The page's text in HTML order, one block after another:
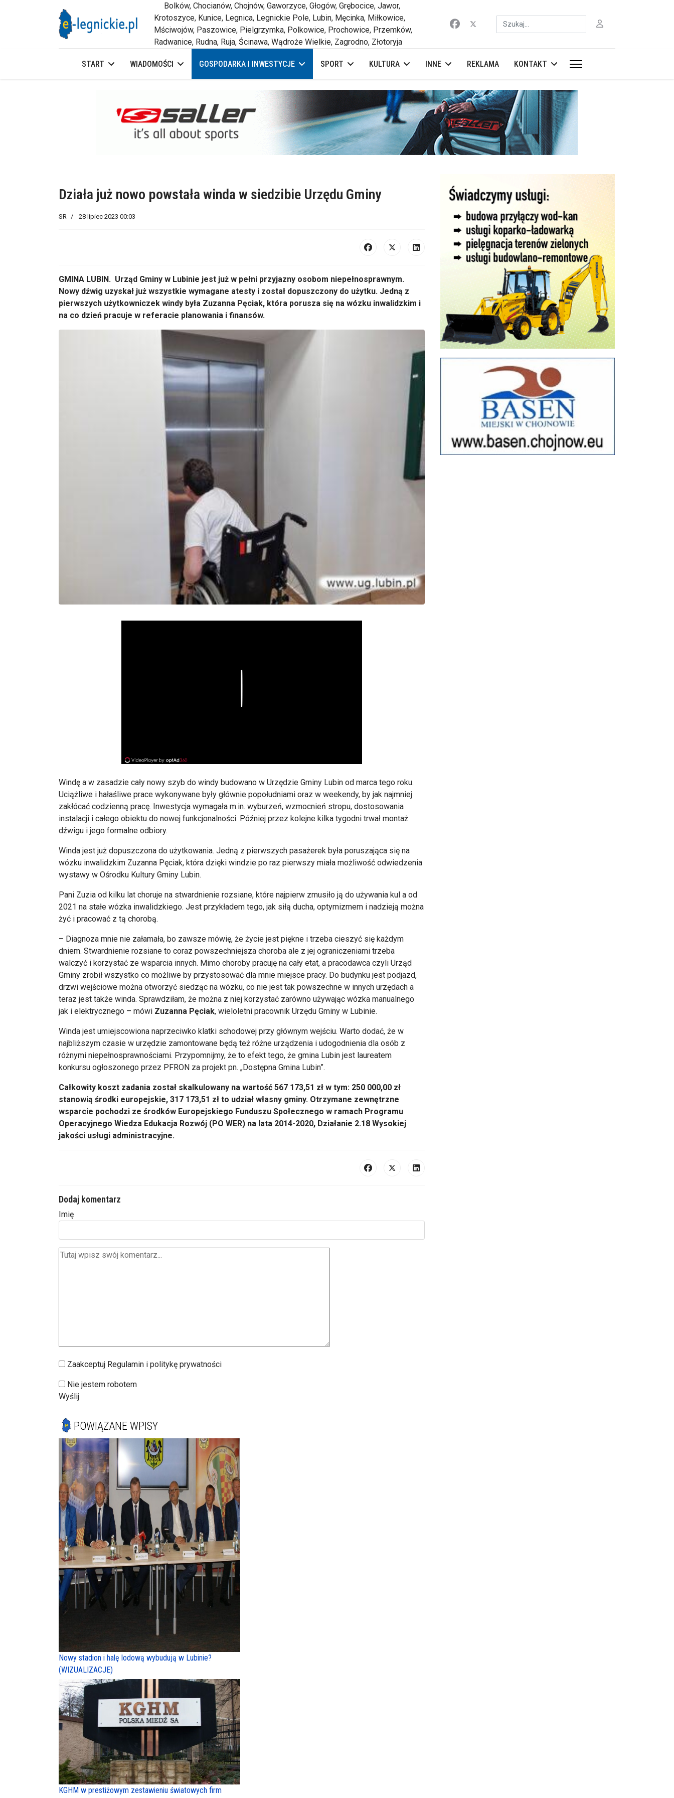
Bolków, Chocianów, Chojnów, Gaworzyce, Głogów, Grębocice, Jawor,
Krotoszyce, Kunice, Legnica, Legnickie Pole, Lubin, Męcinka, Miłkowice,
Mściwojów, Paszowice, Pielgrzymka, Polkowice, Prochowice, Przemków,
Radwanice, Rudna, Ruja, Ścinawa, Wądroże Wielkie, Zagrodno, Złotoryja
Szukaj
START WIADOMOŚCI GOSPODARKA I INWESTYCJE SPORT KULTURA INNE REKLAMA KONTAKT
Działa już nowo powstała winda w siedzibie Urzędu Gminy
SR 28 lipiec 2023 00:03
GMINA LUBIN. Urząd Gminy w Lubinie jest już w pełni przyjazny osobom niepełnosprawnym.
Nowy dźwig uzyskał już wszystkie wymagane atesty i został dopuszczony do użytku. Jedną z
pierwszych użytkowniczek windy była Zuzanna Pęciak, która porusza się na wózku inwalidzkim i
na co dzień pracuje w referacie planowania i finansów.
Windę a w zasadzie cały nowy szyb do windy budowano w Urzędzie Gminy Lubin od marca tego roku.
Uciążliwe i hałaśliwe prace wykonywane były głównie popołudniami oraz w weekendy, by jak najmniej
zakłócać codzienną pracę. Inwestycja wymagała m.in. wyburzeń, wzmocnień stropu, dostosowania
instalacji i całego obiektu do nowej funkcjonalności. Później przez kolejne kilka tygodni trwał montaż
dźwigu i jego formalne odbiory.
Winda jest już dopuszczona do użytkowania. Jedną z pierwszych pasażerek była poruszająca się na
wózku inwalidzkim Zuzanna Pęciak, która dzięki windzie po raz pierwszy miała możliwość odwiedzenia
wystawy w Ośrodku Kultury Gminy Lubin.
Pani Zuzia od kilku lat choruje na stwardnienie rozsiane, które najpierw zmusiło ją do używania kul a od
2021 na stałe wózka inwalidzkiego. Jest przykładem tego, jak siłą ducha, optymizmem i nadzieją można
żyć i pracować z tą chorobą.
– Diagnoza mnie nie załamała, bo zawsze mówię, że życie jest piękne i trzeba cieszyć się każdym
dniem. Stwardnienie rozsiane to coraz powszechniejsza choroba ale z jej ograniczeniami trzeba
walczyć i korzystać ze wsparcia innych. Mimo choroby pracuję na cały etat, a pracodawca czyli Urząd
Gminy zrobił wszystko co możliwe by przystosować dla mnie miejsce pracy. Do budynku jest podjazd,
drzwi wejściowe można otworzyć siedząc na wózku, co nie jest tak powszechne w innych urzędach a
teraz jest także winda. Sprawdziłam, że można z niej korzystać zarówno używając wózka manualnego
jak i elektrycznego – mówi Zuzanna Pęciak, wieloletni pracownik Urzędu Gminy w Lubinie.
Winda jest umiejscowiona naprzeciwko klatki schodowej przy głównym wejściu. Warto dodać, że w
najbliższym czasie w urzędzie zamontowane będą też różne urządzenia i udogodnienia dla osób z
różnymi niepełnosprawnościami. Przypomnijmy, że to efekt tego, że gmina Lubin jest laureatem
konkursu ogłoszonego przez PFRON za projekt pn. „Dostępna Gmina Lubin”.
Całkowity koszt zadania został skalkulowany na wartość 567 173,51 zł w tym: 250 000,00 zł
stanowią środki europejskie, 317 173,51 zł to udział własny gminy. Otrzymane zewnętrzne
wsparcie pochodzi ze środków Europejskiego Funduszu Społecznego w ramach Programu
Operacyjnego Wiedza Edukacja Rozwój (PO WER) na lata 2014-2020, Działanie 2.18 Wysokiej
jakości usługi administracyjne.
Dodaj komentarz
Imię
Zaakceptuj Regulamin i politykę prywatności
Nie jestem robotem
Wyślij
POWIĄZANE WPISY
Nowy stadion i halę lodową wybudują w Lubinie?
(WIZUALIZACJE)
KGHM w prestiżowym zestawieniu światowych firm